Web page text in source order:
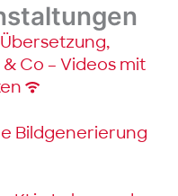
Co – Videos mit
Bildgenerierung